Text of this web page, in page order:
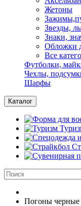
Жетоны
Звезды,
Знаки,
Обложки
Все
Футболки,
Чехлы,
Шарфы
Каталог
Погоны черные